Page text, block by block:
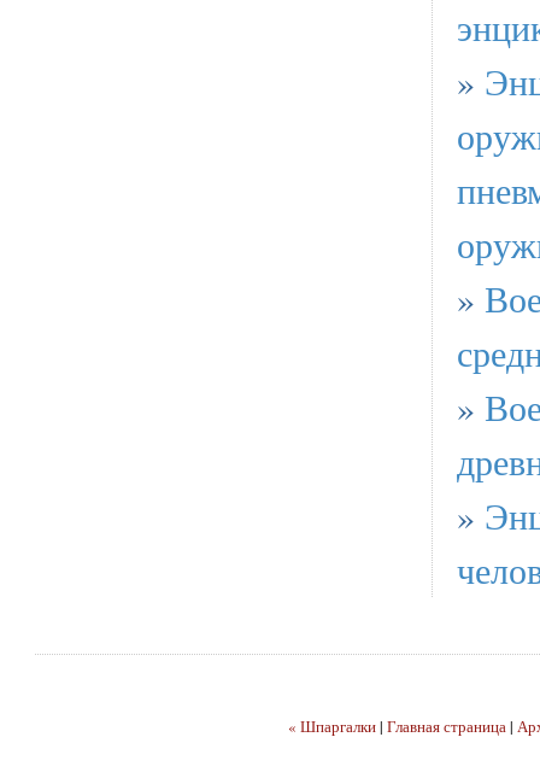
»
»
»
»
« Шпаргалки| Главная страница|